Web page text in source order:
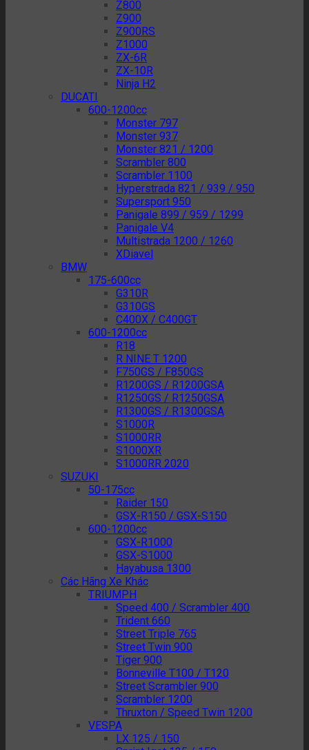
Z800
Z900
Z900RS
Z1000
ZX-6R
ZX-10R
Ninja H2
DUCATI
600-1200cc
Monster 797
Monster 937
Monster 821 / 1200
Scrambler 800
Scrambler 1100
Hyperstrada 821 / 939 / 950
Supersport 950
Panigale 899 / 959 / 1299
Panigale V4
Multistrada 1200 / 1260
XDiavel
BMW
175-600cc
G310R
G310GS
C400X / C400GT
600-1200cc
R18
R NINE T 1200
F750GS / F850GS
R1200GS / R1200GSA
R1250GS / R1250GSA
R1300GS / R1300GSA
S1000R
S1000RR
S1000XR
S1000RR 2020
SUZUKI
50-175cc
Raider 150
GSX-R150 / GSX-S150
600-1200cc
GSX-R1000
GSX-S1000
Hayabusa 1300
Các Hãng Xe Khác
TRIUMPH
Speed 400 / Scrambler 400
Trident 660
Street Triple 765
Street Twin 900
Tiger 900
Bonneville T100 / T120
Street Scrambler 900
Scrambler 1200
Thruxton / Speed Twin 1200
VESPA
LX 125 / 150